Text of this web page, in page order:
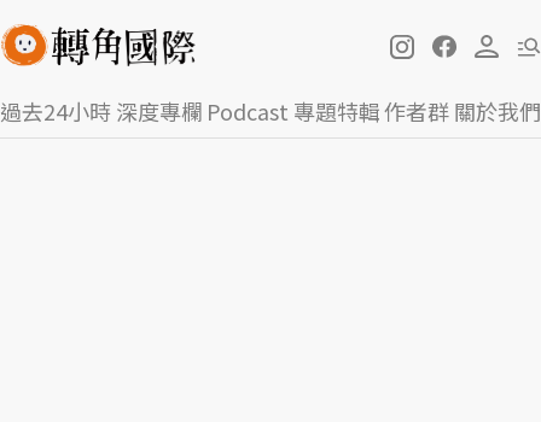
過去24小時深度專欄 Podcast 專題特輯作者群關於我們